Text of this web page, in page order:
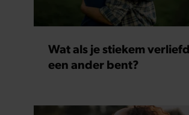
Wat als je stiekem
een ander bent?